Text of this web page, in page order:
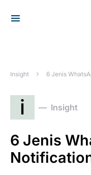
Insight 6 Jenis
i Insight
6 Jenis